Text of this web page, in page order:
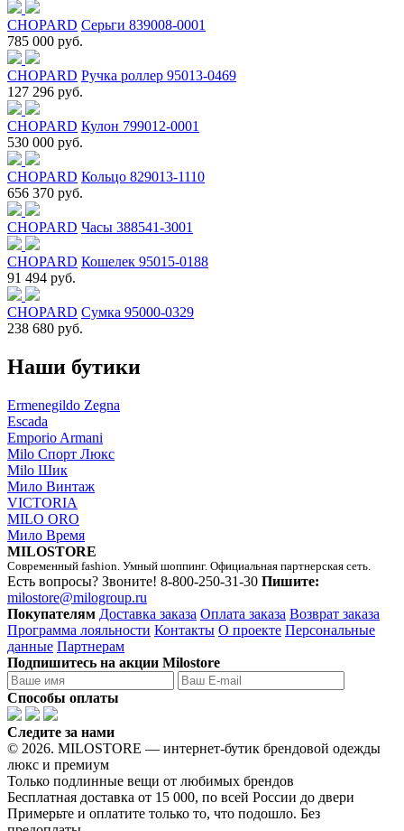
CHOPARD Серьги 839008-0001
785 000 руб.
CHOPARD Ручка роллер 95013-0469
127 296 руб.
CHOPARD Кулон 799012-0001
530 000 руб.
CHOPARD Кольцо 829013-1110
656 370 руб.
CHOPARD Часы 388541-3001
CHOPARD Кошелек 95015-0188
91 494 руб.
CHOPARD Сумка 95000-0329
238 680 руб.
Наши бутики
Ermenegildo Zegna
Escada
Emporio Armani
Milo Спорт Люкс
Milo Шик
Мило Винтаж
VICTORIA
MILO ORO
Мило Время
MILOSTORE
Современный fashion. Умный шоппинг. Официальная партнерская сеть.
Есть вопросы? Звоните! 8-800-250-31-30 Пишите:
milostore@milogroup.ru
Покупателям Доставка заказа Оплата заказа Возврат заказа
Программа лояльности Контакты О проекте Персональные
данные Партнерам
Подпишитесь на акции Milostore
Способы оплаты
Следите за нами
© 2026. MILOSTORE — интернет-бутик брендовой одежды
люкс и премиум
Только подлинные вещи от любимых брендов
Бесплатная доставка от 15 000, по всей России до двери
Примерьте и оплатите только то, что подошло. Без